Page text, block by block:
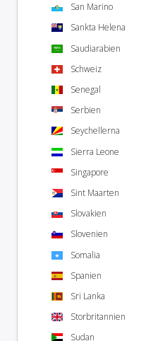
San Marino
Sankta Helena
Saudiarabien
Schweiz
Senegal
Serbien
Seychellerna
Sierra Leone
Singapore
Sint Maarten
Slovakien
Slovenien
Somalia
Spanien
Sri Lanka
Storbritannien
Sudan